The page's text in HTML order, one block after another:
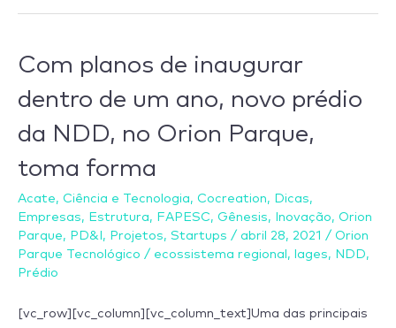
Com planos de inaugurar
dentro de um ano, novo prédio
da NDD, no Orion Parque,
toma forma
Acate, Ciência e Tecnologia, Cocreation, Dicas,
Empresas, Estrutura, FAPESC, Gênesis, Inovação, Orion
Parque, PD&I , Projetos, Startups / abril 28, 2021 / Orion
Parque Tecnológico / ecossistema regional , lages, NDD,
Prédio
[vc_row][vc_column][vc_column_text]Uma das principais
Com
de
inaugurar
de
um
ano,
novo
prédio
NDD,